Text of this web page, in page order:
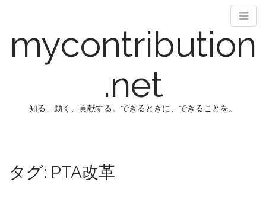
mycontribution
.net
知る、動く、貢献する。できるときに、できることを。
n
p
t
タグ: PTA改革